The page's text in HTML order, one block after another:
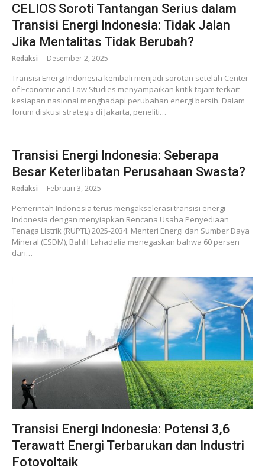
CELIOS Soroti Tantangan Serius dalam
Transisi Energi Indonesia: Tidak Jalan
Jika Mentalitas Tidak Berubah?
Redaksi Desember 2, 2025
Transisi Energi Indonesia kembali menjadi sorotan setelah Center
of Economic and Law Studies menyampaikan kritik tajam terkait
kesiapan nasional menghadapi perubahan energi bersih. Dalam
forum diskusi strategis di Jakarta, peneliti…
Transisi Energi Indonesia: Seberapa
Besar Keterlibatan Perusahaan Swasta?
Redaksi Februari 3, 2025
Pemerintah Indonesia terus mengakselerasi transisi energi
Indonesia dengan menyiapkan Rencana Usaha Penyediaan
Tenaga Listrik (RUPTL) 2025-2034. Menteri Energi dan Sumber Daya
Mineral (ESDM), Bahlil Lahadalia menegaskan bahwa 60 persen
dari…
Transisi Energi Indonesia: Potensi 3,6
Terawatt Energi Terbarukan dan Industri
Fotovoltaik